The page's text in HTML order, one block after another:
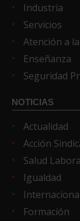
Industria
Servicios
Atención a
Enseñanza
Seguridad
NOTICIAS
Actualidad
Acción
Salud
Igualdad
Formación